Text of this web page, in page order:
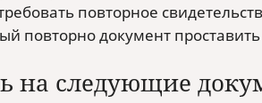
повторное
повторно документ
на следующие